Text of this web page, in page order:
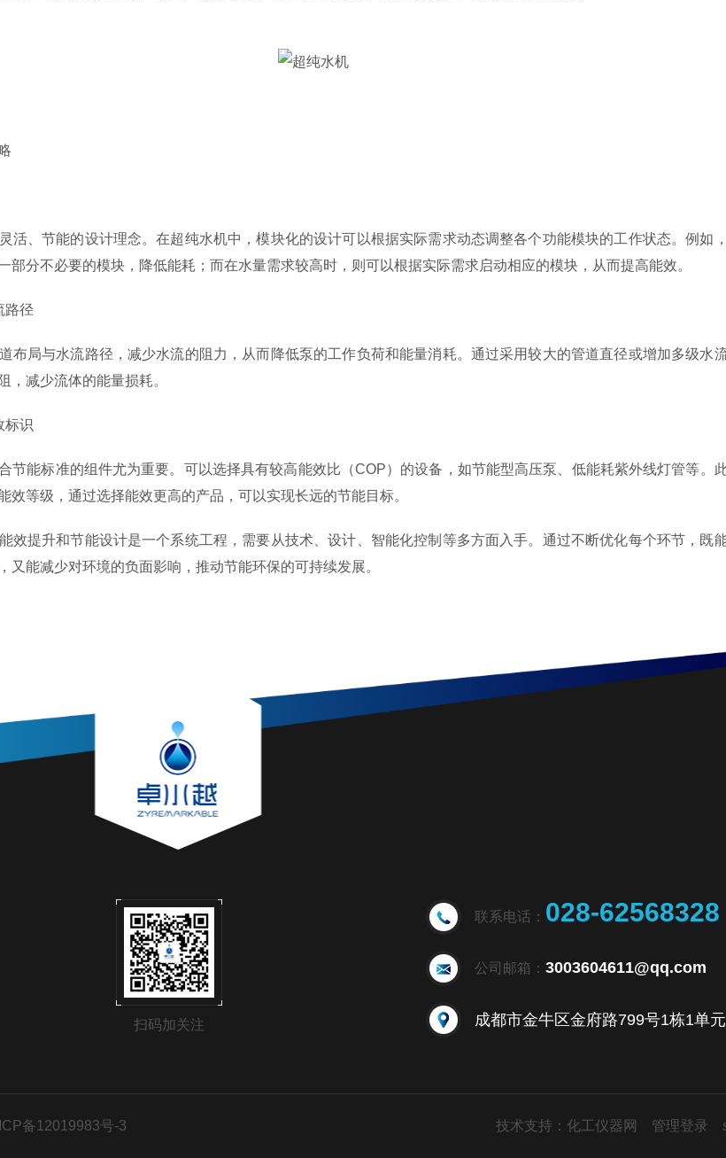
、节能的设计理念。在超纯水机中，模块化的设计可以根据实际需求动态调整各个功能模块的工作状态。例如
部分不必要的模块，降低能耗；而在水量需求较高时，则可以根据实际需求启动相应的模块，从而提高能效。
径
局与水流路径，减少水流的阻力，从而降低泵的工作负荷和能量消耗。通过采用较大的管道直径或增加多级水
，减少流体的能量损耗。
识
能标准的组件尤为重要。可以选择具有较高能效比（COP）的设备，如节能型高压泵、低能耗紫外线灯管等。
效等级，通过选择能效更高的产品，可以实现长远的节能目标。
提升和节能设计是一个系统工程，需要从技术、设计、智能化控制等多方面入手。通过不断优化每个环节，既
又能减少对环境的负面影响，推动节能环保的可持续发展。
扫码加关注
联系电话： 028-62568328
公司邮箱： 3003604611@qq.com
备12019983号-3 技术支持： 化工仪器网 管理登录